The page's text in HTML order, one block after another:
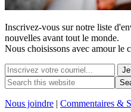
Inscrivez-vous sur notre liste
nouvelles avant tout le monde.
Nous choisissons avec amourle
Nous joindre | Commentaires &